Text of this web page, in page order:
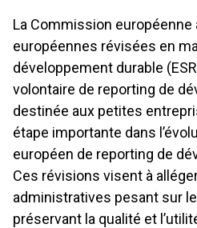
La Commission
européennes révisées en
développement durable
volontaire de reporting de
destinée aux petites
étape importante dans
européen de reporting de
Ces révisions visent à
administratives pesant sur
préservant la qualité et